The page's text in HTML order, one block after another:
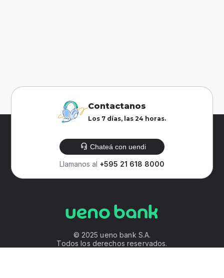
Contactanos
Los 7 días, las 24 horas.
Chateá con uendi
Llamanos al +595 21 618 8000
© 2025 ueno bank S.A.
Todos los derechos reservados.